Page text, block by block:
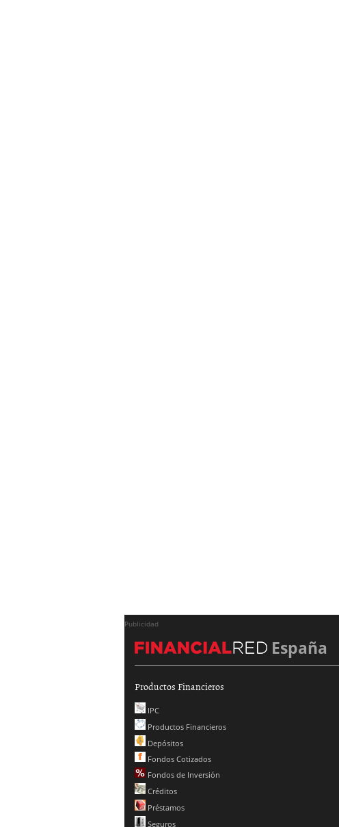
Publicidad
España
Productos Financieros
IPC
Productos Financieros
Depósitos
Fondos Cotizados
Fondos de Inversión
Créditos
Préstamos
Seguros